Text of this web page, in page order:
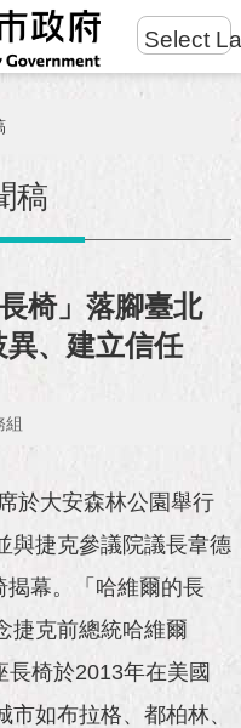
Select
稿
椅」落腳臺北
、建立信任
組
於大安森林公園舉行
與捷克參議院議長韋德
揭幕。「哈維爾的長
捷克前總統哈維爾
長椅於2013年在美國
如布拉格、都柏林、